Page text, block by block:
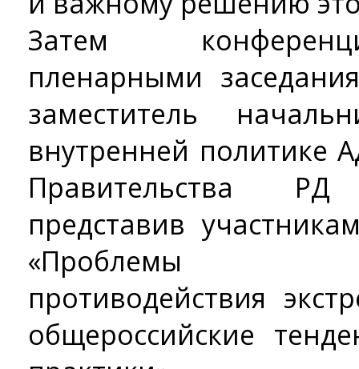
Затем
пленарными
заместитель
внутренней политике
Правительства
представив
«Проблемы
противодействия
общероссийские